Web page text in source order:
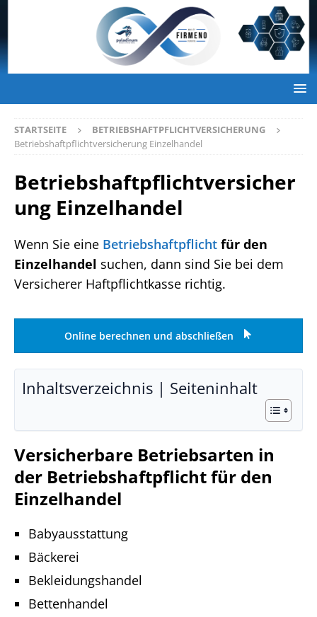
STARTSEITE
BETRIEBSHAFTPFLICHTVERSICHERUNG
Betriebshaftpflichtversicherung Einzelhandel
Betriebshaftpflichtversicher
ung Einzelhandel
Wenn Sie eine Betriebshaftpflicht für den
Einzelhandel suchen, dann sind Sie bei dem
Versicherer Haftpflichtkasse richtig.
Online berechnen und abschließen
Inhaltsverzeichnis | Seiteninhalt
Versicherbare Betriebsarten in
der Betriebshaftpflicht für den
Einzelhandel
Babyausstattung
Bäckerei
Bekleidungshandel
Bettenhandel